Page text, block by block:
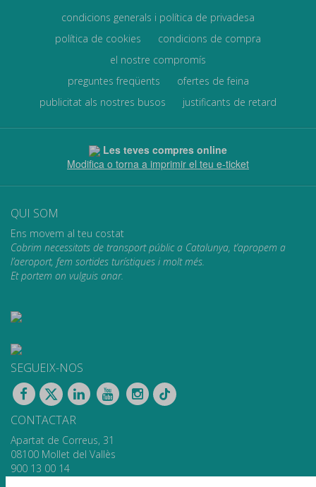
condicions generals i política de privadesa
política de cookies
condicions de compra
el nostre compromís
preguntes freqüents
ofertes de feina
publicitat als nostres busos
justificants de retard
Les teves compres online
Modifica o torna a imprimir el teu e-ticket
QUI SOM
Ens movem al teu costat
Cobrim necessitats de transport públic a Catalunya, t’apropem a
l’aeroport, fem sortides turístiques i molt més.
Et portem on vulguis anar.
SEGUEIX-NOS
CONTACTAR
Apartat de Correus, 31
08100 Mollet del Vallès
900 13 00 14